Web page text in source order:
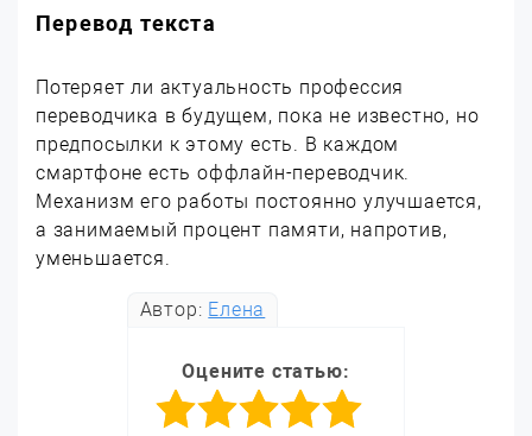
Перевод текста
Потеряет ли актуальность профессия
переводчика в будущем, пока не известно, но
предпосылки к этому есть. В каждом
смартфоне есть оффлайн-переводчик.
Механизм его работы постоянно улучшается,
а занимаемый процент памяти, напротив,
уменьшается.
Автор: Елена
Оцените статью: